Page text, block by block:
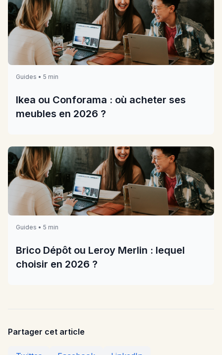
Guides • 5 min
Ikea ou Conforama : où acheter ses
meubles en 2026 ?
Guides • 5 min
Brico Dépôt ou Leroy Merlin : lequel
choisir en 2026 ?
Partager cet article